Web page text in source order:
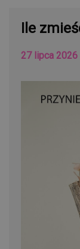
Ile
27 lipca 2026